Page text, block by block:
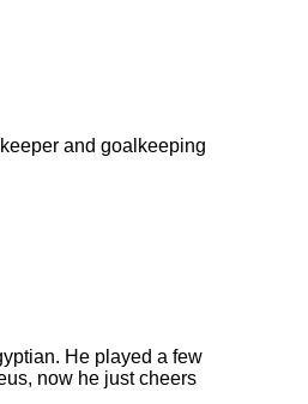
and goalkeeping
He played a few
now he just cheers